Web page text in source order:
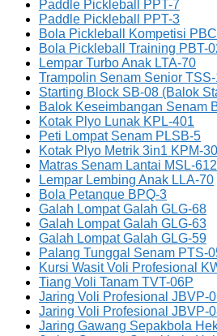
Paddle Pickleball PPT-7
Paddle Pickleball PPT-3
Bola Pickleball Kompetisi
Bola Pickleball Training PBT-
Lempar Turbo Anak LTA-70
Trampolin Senam Senior
Starting Block SB-08 (Balok
Balok Keseimbangan Senam
Kotak Plyo Lunak KPL-401
Peti Lompat Senam PLSB-5
Kotak Plyo Metrik 3in1 KPM-
Matras Senam Lantai MSL-612
Lempar Lembing Anak LLA-70
Bola Petanque BPQ-3
Galah Lompat Galah GLG-68
Galah Lompat Galah GLG-63
Galah Lompat Galah GLG-59
Palang Tunggal Senam PTS-
Kursi Wasit Voli Profesional
Tiang Voli Tanam TVT-06P
Jaring Voli Profesional JBVP-
Jaring Voli Profesional JBVP-
Jaring Gawang Sepakbola